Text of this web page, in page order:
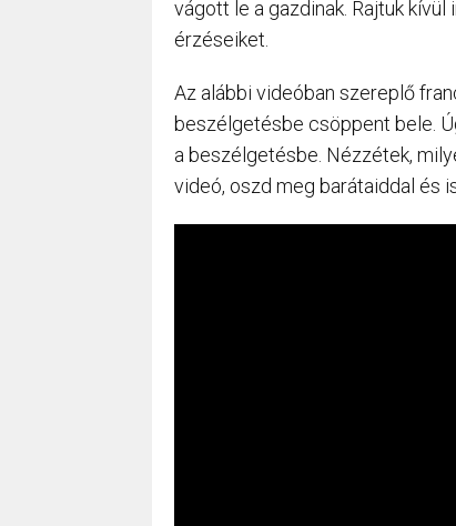
vágott le a gazdinak. Rajtuk
érzéseiket.
Az alábbi videóban szereplő
beszélgetésbe csöppent bele.
a beszélgetésbe. Nézzétek,
videó, oszd meg barátaiddal és